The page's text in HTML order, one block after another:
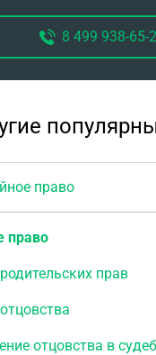
8 499 938-65-
право
право
прав
отцовства в